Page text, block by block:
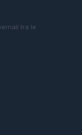
tra le